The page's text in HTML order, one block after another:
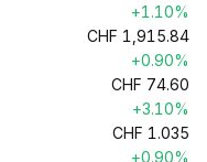
+1.10%
CHF 1,915.84
+0.90%
CHF 74.60
+3.10%
CHF 1.035
+0.90%